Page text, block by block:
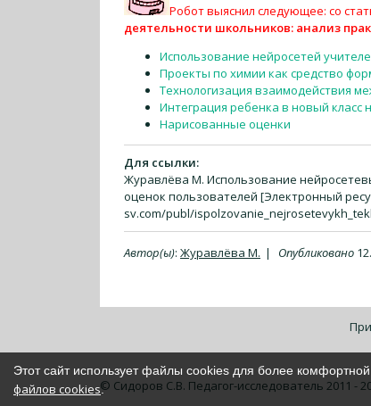
Робот выяснил следующее: со
деятельности школьников: анализ
Использование нейросетей
Проекты по химии как средство
Технологизация взаимодействия
Интеграция ребенка в новый класс
Нарисованные оценки
Для ссылки:
Журавлёва М. Использование
оценок пользователей [Электронный
sv.com/publ/
Автор(ы): Журавлёва М. | Опубликовано
© Сидоров С.В. Педагог-исследователь 2011 -
Этот сайт использует файлы cookies для более
файлов cookies.